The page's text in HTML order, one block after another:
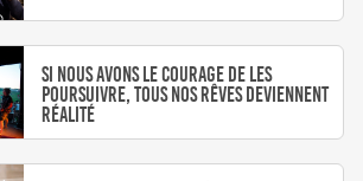
Si nous avons le courage de les
poursuivre, tous nos rêves deviennent
réalité